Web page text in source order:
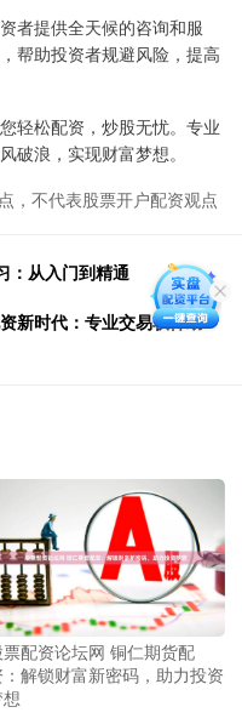
者提供全天候的咨询和服
帮助投资者规避风险，提高
轻松配资，炒股无忧。专业
破浪，实现财富梦想。
，不代表股票开户配资观点
：从入门到精通
新时代：专业交易软件助
票配资论坛网 铜仁期货配
：解锁财富新密码，助力投资